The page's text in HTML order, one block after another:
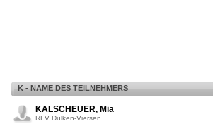
K - NAME DES TEILNEHMERS
KALSCHEUER, Mia
RFV Dülken-Viersen